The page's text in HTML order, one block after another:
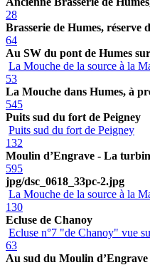
28
Brasserie de Humes, réserve
64
Au SW du pont de Humes
La Mouche de la source à la
53
La Mouche dans Humes, à
545
Puits sud du fort de Peigney
Puits sud du fort de Peigney
132
Moulin d’Engrave - La
595
jpg/dsc_0618_33pc-2.jpg
La Mouche de la source à la
130
Ecluse de Chanoy
Ecluse n°7 "de Chanoy" vue
63
Au sud du Moulin